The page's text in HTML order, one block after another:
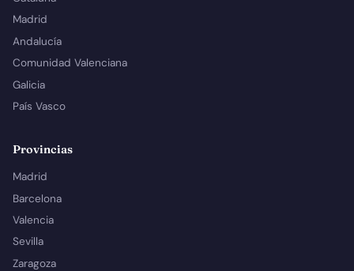
Madrid
Andalucía
Comunidad Valenciana
Galicia
País Vasco
Provincias
Madrid
Barcelona
Valencia
Sevilla
Zaragoza